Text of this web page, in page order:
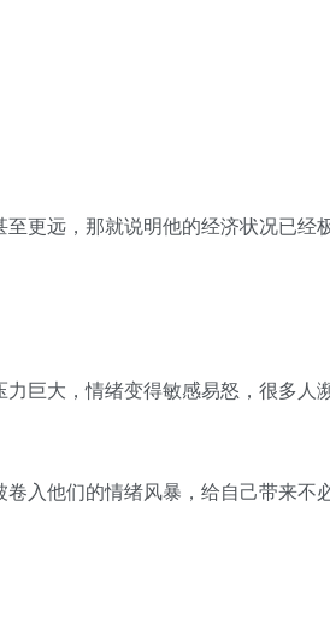
更远，那就说明他的经济状况已经
巨大，情绪变得敏感易怒，很多人
入他们的情绪风暴，给自己带来不